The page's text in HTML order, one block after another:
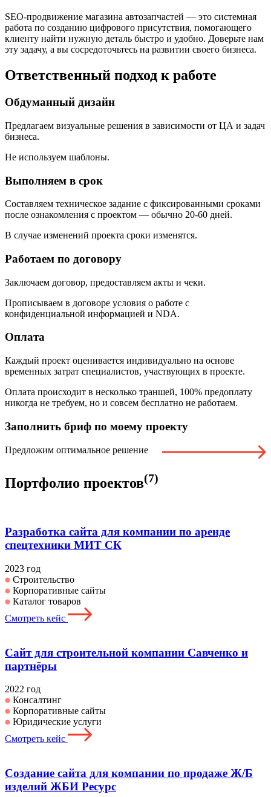
SEO-продвижение магазина автозапчастей — это системная
работа по созданию цифрового присутствия, помогающего
клиенту найти нужную деталь быстро и удобно. Доверьте нам
эту задачу, а вы сосредоточьтесь на развитии своего бизнеса.
Ответственный подход к работе
Обдуманный дизайн
Предлагаем визуальные решения в зависимости от ЦА и задач
бизнеса.
Не используем шаблоны.
Выполняем в срок
Составляем техническое задание с фиксированными сроками
после ознакомления с проектом — обычно 20-60 дней.
В случае изменений проекта сроки изменятся.
Работаем по договору
Заключаем договор, предоставляем акты и чеки.
Прописываем в договоре условия о работе с
конфиденциальной информацией и NDA.
Оплата
Каждый проект оценивается индивидуально на основе
временных затрат специалистов, участвующих в проекте.
Оплата происходит в несколько траншей, 100% предоплату
никогда не требуем, но и совсем бесплатно не работаем.
Заполнить бриф по моему проекту
Предложим оптимальное решение
Портфолио проектов(7)
Разработка сайта для компании по аренде
спецтехники МИТ СК
2023 год
Строительство
Корпоративные сайты
Каталог товаров
Смотреть кейс
Сайт для строительной компании Савченко и
партнёры
2022 год
Консалтинг
Корпоративные сайты
Юридические услуги
Смотреть кейс
Создание сайта для компании по продаже Ж/Б
изделий ЖБИ Ресурс